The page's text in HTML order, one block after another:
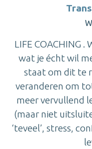
LIFE COACHING
wat je écht wil
staat om dit te
veranderen om
meer vervullend
(maar niet
‘teveel’, stress,